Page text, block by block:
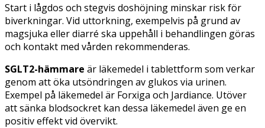
Start i lågdos och stegvis doshöjning minskar risk för
biverkningar. Vid uttorkning, exempelvis på grund av
magsjuka eller diarré ska uppehåll i behandlingen göras
och kontakt med vården rekommenderas.
SGLT2-hämmare är läkemedel i tablettform som verkar
genom att öka utsöndringen av glukos via urinen.
Exempel på läkemedel är Forxiga och Jardiance. Utöver
att sänka blodsockret kan dessa läkemedel även ge en
positiv effekt vid övervikt.